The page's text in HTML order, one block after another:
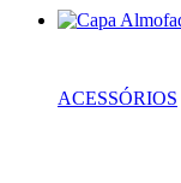
ACESSÓRIOS